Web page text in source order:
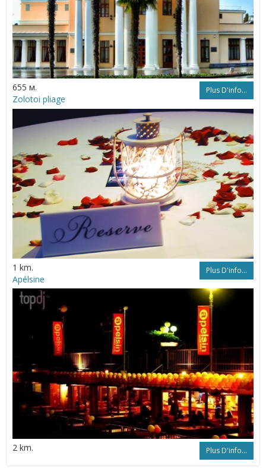
655 м. Plus D'info...
Zolotoi pliage
1 km. Plus D'info...
Apélsine
2 km. Plus D'info...